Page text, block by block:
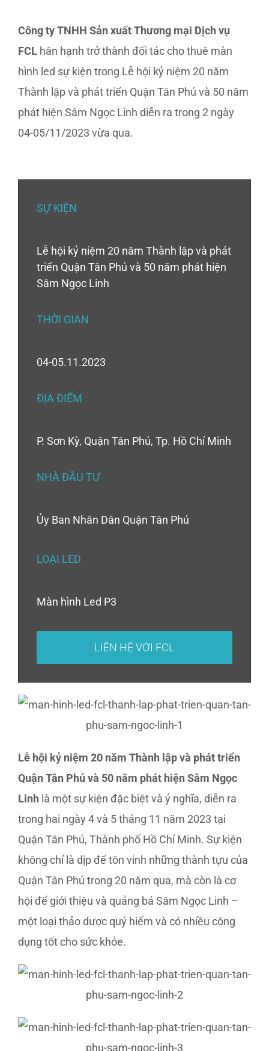
Công ty TNHH Sản xuất Thương mại Dịch vụ
FCL hân hạnh trở thành đối tác cho thuê màn
hình led sự kiện trong Lễ hội kỷ niệm 20 năm
Thành lập và phát triển Quận Tân Phú và 50 năm
phát hiện Sâm Ngọc Linh diễn ra trong 2 ngày
04-05/11/2023 vừa qua.
SỰ KIỆN
Lễ hội kỷ niệm 20 năm Thành lập và phát
triển Quận Tân Phú và 50 năm phát hiện
Sâm Ngọc Linh
THỜI GIAN
04-05.11.2023
ĐỊA ĐIỂM
P. Sơn Kỳ, Quận Tân Phú, Tp. Hồ Chí Minh
NHÀ ĐẦU TƯ
Ủy Ban Nhân Dân Quận Tân Phú
LOẠI LED
Màn hình Led P3
LIÊN HỆ VỚI FCL
Lễ hội kỷ niệm 20 năm Thành lập và phát triển
Quận Tân Phú và 50 năm phát hiện Sâm Ngọc
Linh là một sự kiện đặc biệt và ý nghĩa, diễn ra
trong hai ngày 4 và 5 tháng 11 năm 2023 tại
Quận Tân Phú, Thành phố Hồ Chí Minh. Sự kiện
không chỉ là dịp để tôn vinh những thành tựu của
Quận Tân Phú trong 20 năm qua, mà còn là cơ
hội để giới thiệu và quảng bá Sâm Ngọc Linh –
một loại thảo dược quý hiếm và có nhiều công
dụng tốt cho sức khỏe.